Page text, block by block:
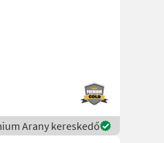
Arany kereskedő